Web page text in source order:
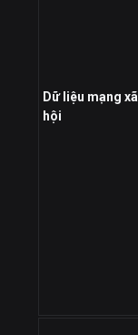
Dữ liệu mạng xã
hội